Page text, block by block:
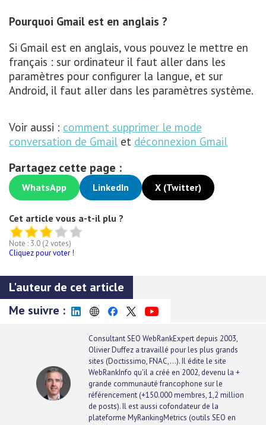
Pourquoi Gmail est en anglais ?
Si Gmail est en anglais, vous pouvez le mettre en
français : sur ordinateur il faut aller dans les
paramètres pour configurer la langue, et sur
Android, il faut aller dans les paramètres système.
Voir aussi : comment supprimer le mode
conversation de Gmail et déconnexion Gmail
Partagez cette page :
WhatsApp LinkedIn X (Twitter)
Cet article vous a-t-il plu ?
Note : 3.0 (2 votes)
Cliquez pour voter !
L'auteur de cet article
Me suivre :
Consultant SEO WebRankExpert depuis 2003,
Olivier Duffez a travaillé pour les plus grands
sites (Doctissimo, FNAC,...). Il édite le site
WebRankInfo qu'il a créé en 2002, devenu la +
grande communauté francophone sur le
référencement (+150.000 membres, 1,2 million
de posts). Il est aussi cofondateur de la
plateforme MyRankingMetrics (outils SEO en